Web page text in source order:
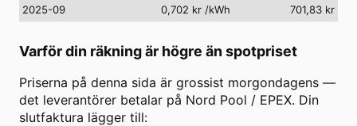
2025-09
0,702 kr /kWh 701,83 kr
Varför din räkning är högre än spotpriset
Priserna på denna sida är grossist morgondagens —
det leverantörer betalar på Nord Pool / EPEX. Din
slutfaktura lägger till: